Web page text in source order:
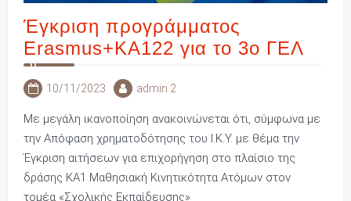
Έγκριση προγράμματος
Erasmus+KA122 για το 3ο ΓΕΛ
10/11/2023 admin 2
Με μεγάλη ικανοποίηση ανακοινώνεται ότι, σύμφωνα με
την Απόφαση χρηματοδότησης του Ι.Κ.Υ. με θέμα την
Έγκριση αιτήσεων για επιχορήγηση στο πλαίσιο της
δράσης ΚΑ1 Μαθησιακή Κινητικότητα Ατόμων στον
τομέα «Σχολικής Εκπαίδευσης»